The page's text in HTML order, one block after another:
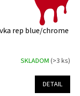
rep blue/chrome
SKLADOM (>3 ks)
DETAIL